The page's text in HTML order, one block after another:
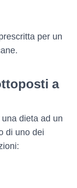
per un
a
dieta ad un
di uno dei